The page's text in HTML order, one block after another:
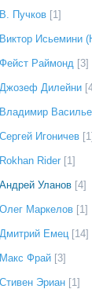
В. Пучков [1]
Виктор Исьемини
Фейст Раймонд [3]
Джозеф Дилейни
Владимир
Сергей Игоничев [1]
Rokhan Rider [1]
Андрей Уланов [4]
Олег Маркелов [1]
Дмитрий Емец [14]
Макс Фрай [3]
Стивен Эриан [1]